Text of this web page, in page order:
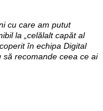
cu care am putut
la „celălalt capăt al
în echipa Digital
recomande ceea ce ai